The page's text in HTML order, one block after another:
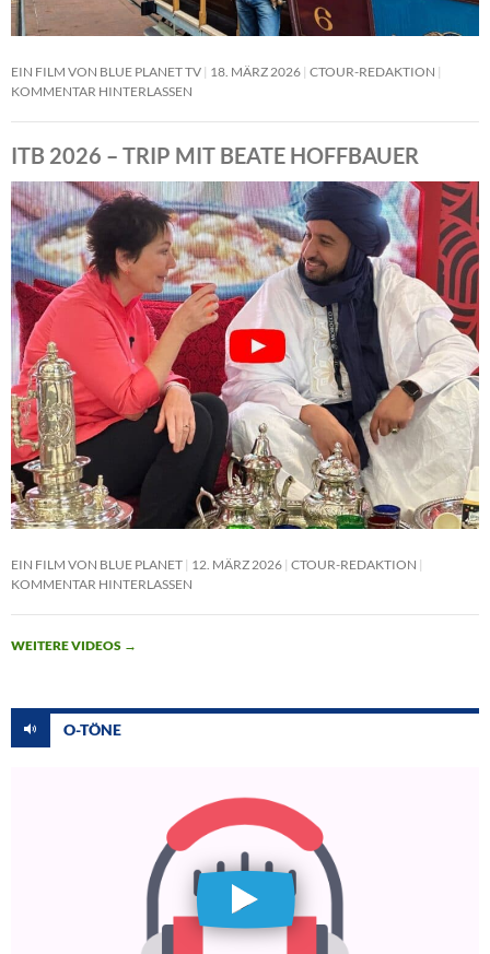
EIN FILM VON BLUE PLANET TV 18. MÄRZ 2026 CTOUR-REDAKTION
KOMMENTAR HINTERLASSEN
ITB 2026 – TRIP MIT BEATE HOFFBAUER
EIN FILM VON BLUE PLANET 12. MÄRZ 2026 CTOUR-REDAKTION
KOMMENTAR HINTERLASSEN
WEITERE VIDEOS →
O-TÖNE